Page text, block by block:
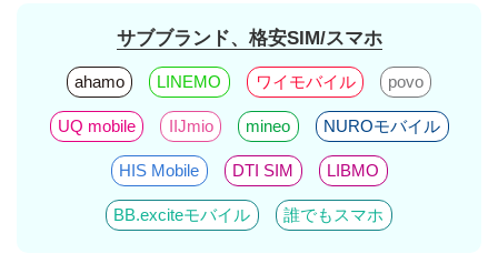
サブブランド、格安SIM/スマホ
ahamo LINEMO ワイモバイル povo
UQ mobile IIJmio mineo NUROモバイル
HIS Mobile DTI SIM LIBMO
BB.exciteモバイル 誰でもスマホ